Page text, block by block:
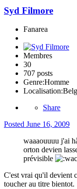
Syd Filmore
Fanarea
Membres
30
707 posts
Genre:Homme
Localisation:
Share
Posted June 16, 2009
waaaouuuu j'ai
orton devien
prévisible
C'est vrai qu'il devient
toucher au titre bientot.